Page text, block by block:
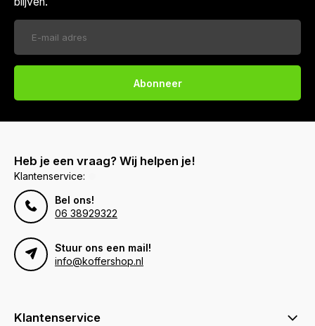
Abonneer
Heb je een vraag? Wij helpen je!
Klantenservice:
Bel ons!
06 38929322
Stuur ons een mail!
info@koffershop.nl
Klantenservice